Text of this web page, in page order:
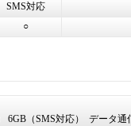
SMS対応
○
6GB（SMS対応） データ通